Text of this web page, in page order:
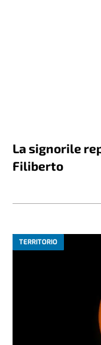
La signorile
Filiberto
TERRITORIO